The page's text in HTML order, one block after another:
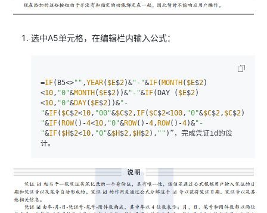
选中A5单元格，在编辑栏内输入公式：
=IF(B5<>"" ,YEAR( $E$2)&"-"&IF( MONTH ( $E$2)
<10, "0"&MONTH ( $E$2))&"-"&IF(DAY ( $E$2)
<10, "0"&DAY( $E$2))&"-
"&IF( $C$2<10, "00"&$C$2, IF( $C$2<100, "0"&$C$2, $C$2))&
"&IF( ROW()-4<10, "0"&ROW()-4, ROW()-4)&"-
"&IF( $H$2<10, "0"&$H$2, $H$2), "" )”，完成凭证id的设